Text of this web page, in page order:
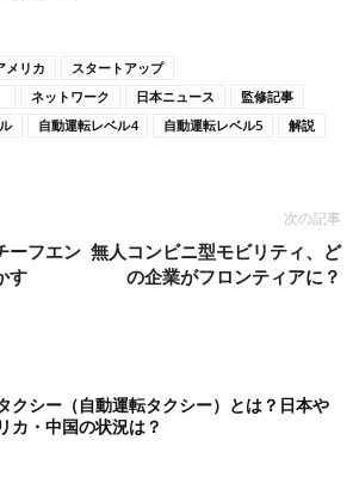
メリカ
スタートアップ
ネットワーク 日本ニュース
監修記事
自動運転レベル4 自動運転レベル5
解説
ーフエン
す
次の記事
無人コンビニ型モビリティ、ど
の企業がフロンティアに？
クシー（自動運転タクシー）とは？日本や
カ・中国の状況は？